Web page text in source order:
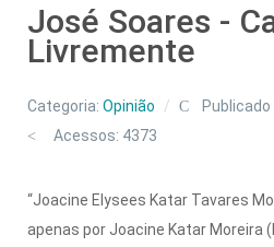
José Soares -
Livremente
Categoria: Opinião
Acessos: 4373
“Joacine Elysees Katar Ta­vares
apenas por Joacine Katar Morei­ra